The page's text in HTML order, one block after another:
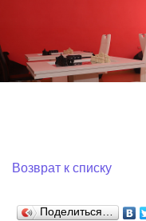
Возврат к списку
Поделиться…